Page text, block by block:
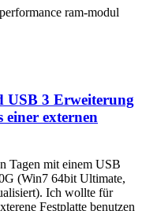
performance ram-modul
USB 3 Erweiterung
einer externen
Tagen mit einem USB
(Win7 64bit Ultimate,
Ich wollte für
Festplatte benutzen